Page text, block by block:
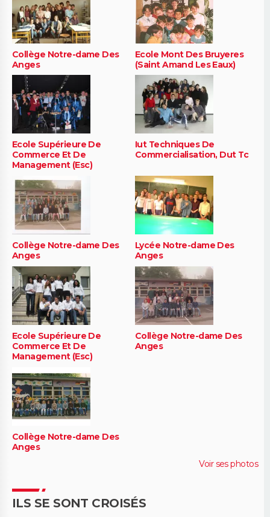
Collège Notre-dame Des
Anges
Ecole Mont Des Bruyeres
(Saint Amand Les Eaux)
Ecole Supérieure De
Commerce Et De
Management (Esc)
Iut Techniques De
Commercialisation, Dut Tc
Collège Notre-dame Des
Anges
Lycée Notre-dame Des
Anges
Ecole Supérieure De
Commerce Et De
Management (Esc)
Collège Notre-dame Des
Anges
Collège Notre-dame Des
Anges
Voir ses photos
ILS SE SONT CROISÉS